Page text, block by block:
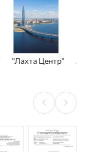
"Лахта Центр"